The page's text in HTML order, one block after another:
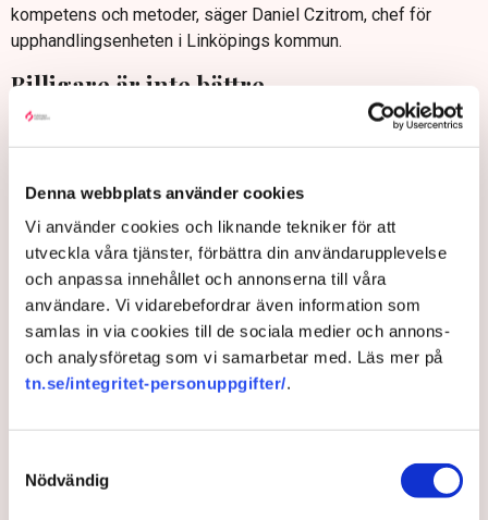
Denna webbplats använder cookies
Vi använder cookies och liknande tekniker för att
utveckla våra tjänster, förbättra din användarupplevelse
och anpassa innehållet och annonserna till våra
användare. Vi vidarebefordrar även information som
samlas in via cookies till de sociala medier och annons-
och analysföretag som vi samarbetar med. Läs mer på
tn.se/integritet-personuppgifter/.
Nödvändig
kompetens och metoder, säger Daniel Czitrom, chef för
upphandlingsenheten i Linköpings kommun.
Billigare är inte bättre
Att bara upphandla på lägsta pris blev problematiskt
eftersom det skapade en prispress som ledde till teoretiskt
förklarar han.
– När priset blev för lågt kunde det leda till att städarna
behövde arbeta snabbare, vilket påverkade kvaliteten och
riskerade att de anställda inte fick rätt förutsättningar. I
slutändan vill leverantören inte gå back på ett uppdrag, även
om man säger att det handlar om att vinna marknadsandelar.